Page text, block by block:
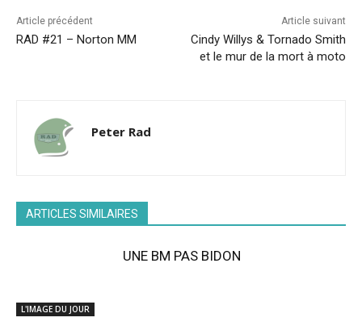
Article précédent
RAD #21 – Norton MM
Article suivant
Cindy Willys & Tornado Smith
et le mur de la mort à moto
Peter Rad
ARTICLES SIMILAIRES
L'IMAGE DU JOUR
UNE BM PAS BIDON